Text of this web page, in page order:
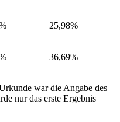
25,98%
36,69%
war die Angabe des
nur das erste Ergebnis